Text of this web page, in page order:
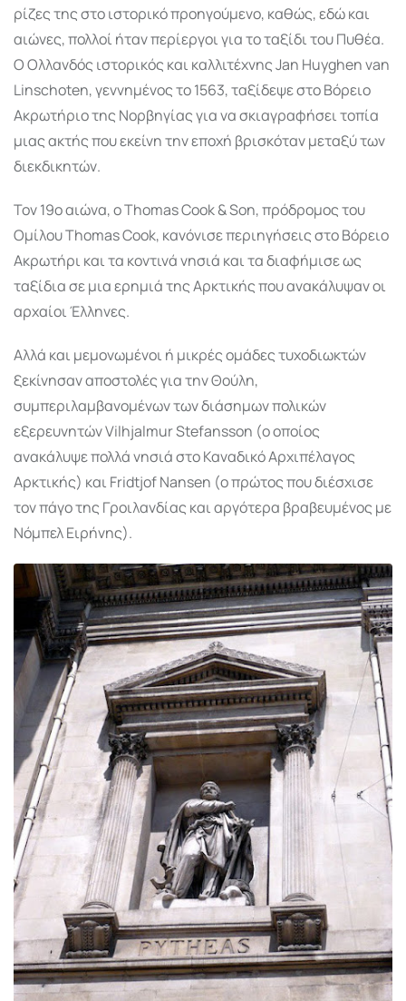
ρίζες της στο ιστορικό προηγούμενο, καθώς, εδώ και
αιώνες, πολλοί ήταν περίεργοι για το ταξίδι του Πυθέα.
Ο Ολλανδός ιστορικός και καλλιτέχνης Jan Huyghen van
Linschoten, γεννημένος το 1563, ταξίδεψε στο Βόρειο
Ακρωτήριο της Νορβηγίας για να σκιαγραφήσει τοπία
μιας ακτής που εκείνη την εποχή βρισκόταν μεταξύ των
διεκδικητών.
Τον 19ο αιώνα, ο Thomas Cook & Son, πρόδρομος του
Ομίλου Thomas Cook, κανόνισε περιηγήσεις στο Βόρειο
Ακρωτήρι και τα κοντινά νησιά και τα διαφήμισε ως
ταξίδια σε μια ερημιά της Αρκτικής που ανακάλυψαν οι
αρχαίοι Έλληνες.
Αλλά και μεμονωμένοι ή μικρές ομάδες τυχοδιωκτών
ξεκίνησαν αποστολές για την Θούλη,
συμπεριλαμβανομένων των διάσημων πολικών
εξερευνητών Vilhjalmur Stefansson (ο οποίος
ανακάλυψε πολλά νησιά στο Καναδικό Αρχιπέλαγος
Αρκτικής) και Fridtjof Nansen (ο πρώτος που διέσχισε
τον πάγο της Γροιλανδίας και αργότερα βραβευμένος με
Νόμπελ Ειρήνης).